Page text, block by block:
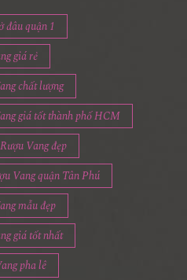
đâu quận 1
giá rẻ
chất lượng
giá tốt thành phố HCM
Vang đẹp
Vang quận Tân Phú
mẫu đẹp
giá tốt nhất
pha lê